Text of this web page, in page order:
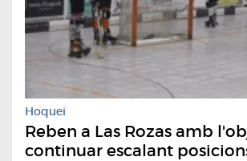
Hoquei
Reben a Las Rozas amb
continuar escalant